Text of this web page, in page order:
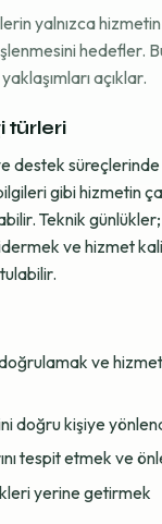
yalnızca hizmetin
hedefler.
açıklar.
türleri
destek süreçlerinde
gibi hizmetin
Teknik
ve hizmet
ve
doğru kişiye
tespit etmek ve
yerine getirmek